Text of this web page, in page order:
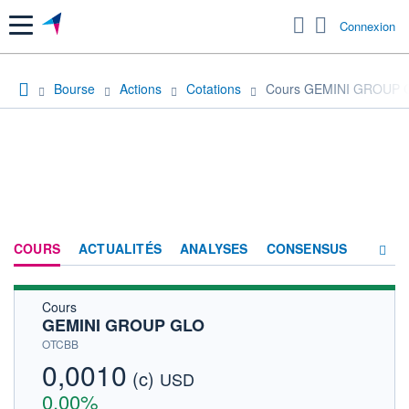
Menu Connexion
Bourse Actions Cotations Cours GEMINI GROUP
COURS ACTUALITÉS ANALYSES CONSENSUS
Cours
GEMINI GROUP GLO
OTCBB
0,0010 (c) USD
0,00%